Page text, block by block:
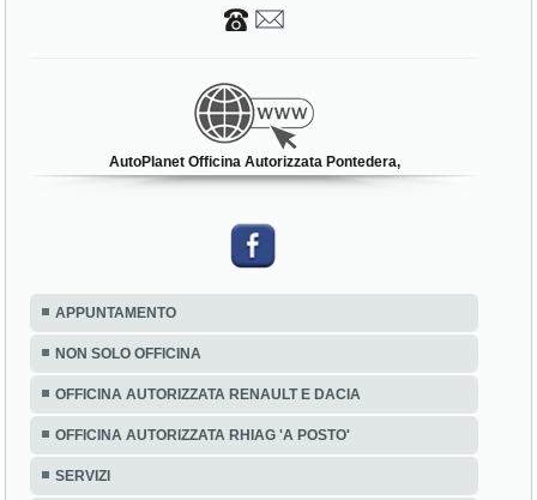
AutoPlanet Officina Autorizzata Pontedera,
APPUNTAMENTO
NON SOLO OFFICINA
OFFICINA AUTORIZZATA RENAULT E DACIA
OFFICINA AUTORIZZATA RHIAG 'A POSTO'
SERVIZI